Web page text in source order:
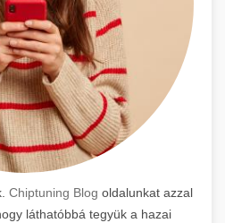
Chiptuning Blog oldalunkat azzal
láthatóbbá tegyük a hazai